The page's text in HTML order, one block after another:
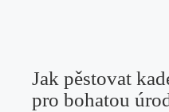
Jak pěstovat
pro bohatou